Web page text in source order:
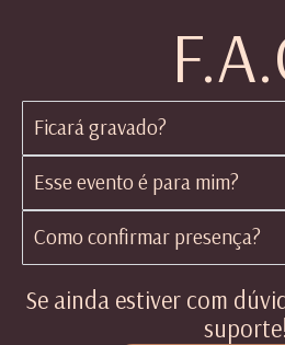
Ficará gravado?
Esse evento é para mim?
Como confirmar presença?
Se ainda estiver com
suporte!